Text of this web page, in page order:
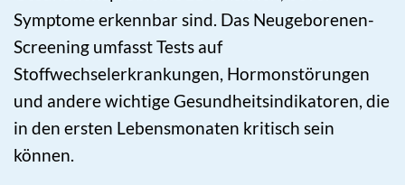
Symptome erkennbar sind. Das Neugeborenen-
Screening umfasst Tests auf
Stoffwechselerkrankungen, Hormonstörungen
und andere wichtige Gesundheitsindikatoren, die
in den ersten Lebensmonaten kritisch sein
können.